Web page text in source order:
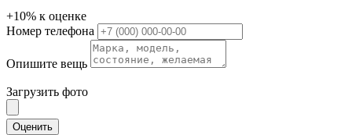
+10% к оценке
Номер телефона
Опишите вещь
Загрузить фото
Оценить